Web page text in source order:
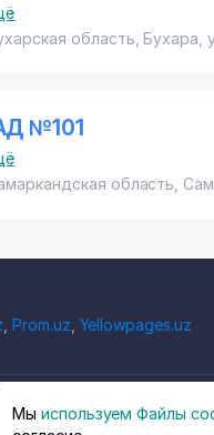
область, Бухара,
№101
область,
Prom.uz Yellowpages.uz
компаний Узбекистана
Мы используем Файлы